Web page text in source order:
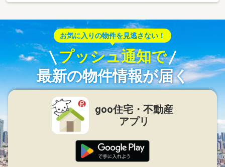
お気に入りの物件を見逃さない！
プッシュ通知で
最新の物件情報が届く
goo住宅・不動産
アプリ